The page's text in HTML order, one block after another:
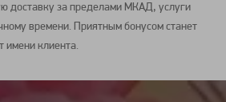
доставку за пределами МКАД, услуги
времени. Приятным бонусом станет
имени клиента.